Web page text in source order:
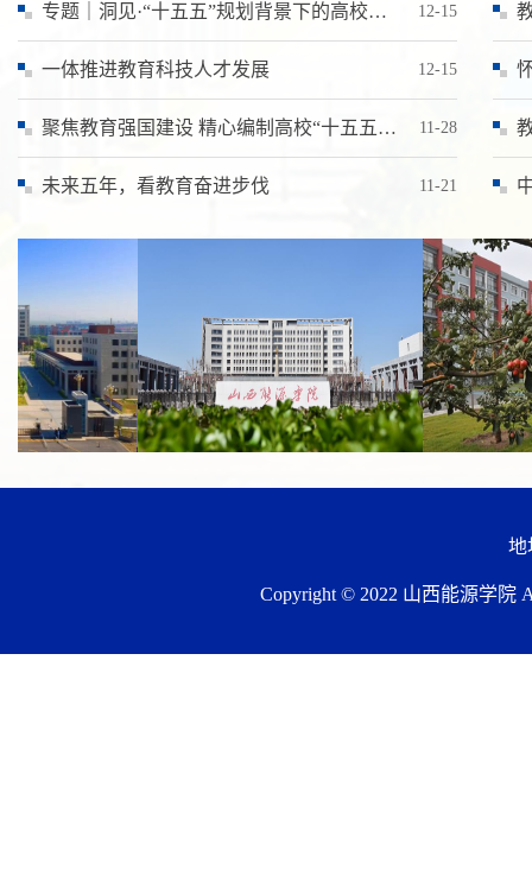
专题｜洞见·“十五五”规划背景下的高校数智化变革 12-15
一体推进教育科技人才发展 12-15
聚焦教育强国建设 精心编制高校“十五五”规划 11-28
未来五年，看教育奋进步伐 11-21
教
怀
中
地
Copyright © 2022 山西能源学院